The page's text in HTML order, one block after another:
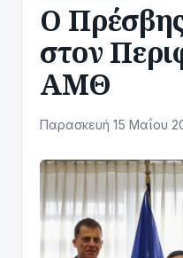
Ο
στον
ΑΜΘ
Παρασκευή 15 Μαΐου